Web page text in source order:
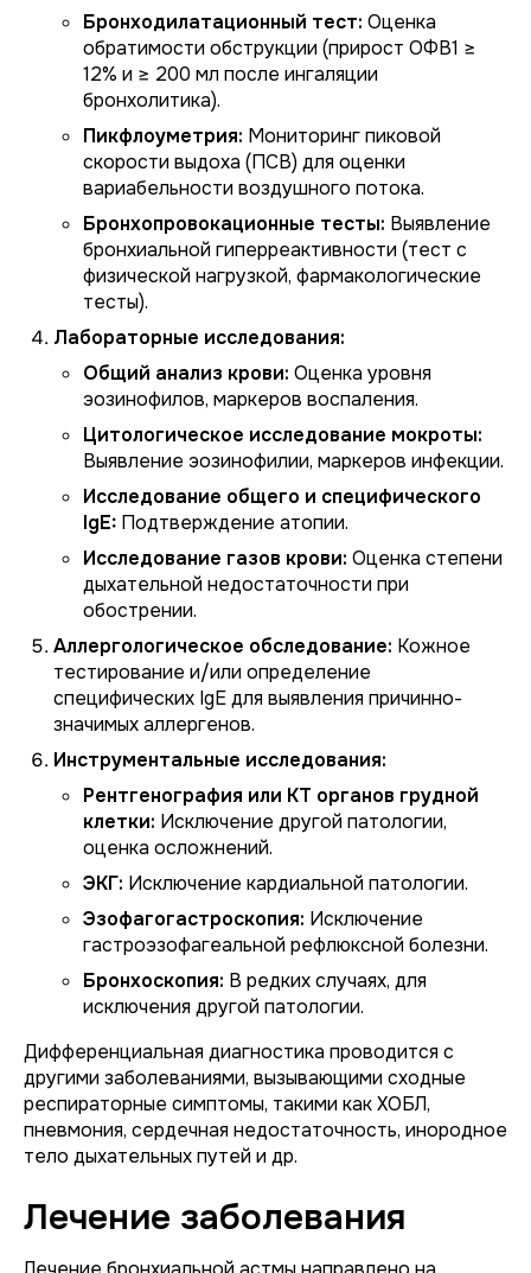
Бронходилатационный тест: Оценка
обратимости обструкции (прирост ОФВ1 ≥
12% и ≥ 200 мл после ингаляции
бронхолитика).
Пикфлоуметрия: Мониторинг пиковой
скорости выдоха (ПСВ) для оценки
вариабельности воздушного потока.
Бронхопровокационные тесты: Выявление
бронхиальной гиперреактивности (тест с
физической нагрузкой, фармакологические
тесты).
Лабораторные исследования:
Общий анализ крови: Оценка уровня
эозинофилов, маркеров воспаления.
Цитологическое исследование мокроты:
Выявление эозинофилии, маркеров инфекции.
Исследование общего и специфического
IgE: Подтверждение атопии.
Исследование газов крови: Оценка степени
дыхательной недостаточности при
обострении.
Аллергологическое обследование: Кожное
тестирование и/или определение
специфических IgE для выявления причинно-
значимых аллергенов.
Инструментальные исследования:
Рентгенография или КТ органов грудной
клетки: Исключение другой патологии,
оценка осложнений.
ЭКГ: Исключение кардиальной патологии.
Эзофагогастроскопия: Исключение
гастроэзофагеальной рефлюксной болезни.
Бронхоскопия: В редких случаях, для
исключения другой патологии.
Дифференциальная диагностика проводится с
другими заболеваниями, вызывающими сходные
респираторные симптомы, такими как ХОБЛ,
пневмония, сердечная недостаточность, инородное
тело дыхательных путей и др.
Лечение заболевания